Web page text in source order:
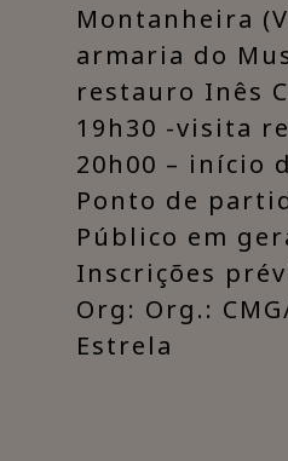
Montanheira
armaria do
restauro Inês
19h30 -visita
20h00 – início
Ponto de
Público em
Inscrições
Org: Org.:
Estrela